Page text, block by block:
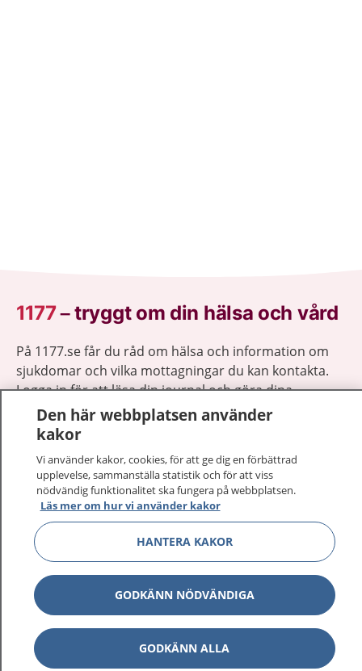
1177–tryggt om din hälsa och vård
På 1177.se får du råd om hälsa och information om
sjukdomar och vilka mottagningar du kan kontakta.
Logga in för att läsa din journal och göra dina
vårdärenden. Ring telefonnummer 1177 för
sjukvårdsrådgivning dygnet runt.
1177 på flera språk Visa
Om 1177 Visa
Kontakt Visa
Den här webbplatsen använder
kakor
Vi använder kakor, cookies, för att ge dig en förbättrad
upplevelse, sammanställa statistik och för att viss
nödvändig funktionalitet ska fungera på webbplatsen.
Läs mer om hur vi använder kakor
HANTERA KAKOR
GODKÄNN NÖDVÄNDIGA
GODKÄNN ALLA